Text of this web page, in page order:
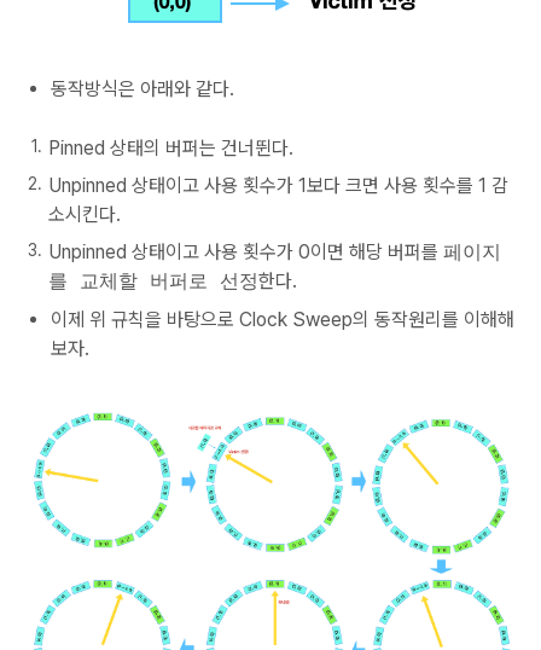
동작방식은 아래와 같다.
Pinned 상태의 버퍼는 건너뛴다.
Unpinned 상태이고 사용 횟수가 1보다 크면 사용 횟수를 1 감
소시킨다.
Unpinned 상태이고 사용 횟수가 0이면 해당 버퍼를 페이지
를 교체할 버퍼로 선정한다.
이제 위 규칙을 바탕으로 Clock Sweep의 동작원리를 이해해
보자.